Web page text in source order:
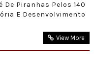
De Piranhas Pelos 140
E Desenvolvimento
View More